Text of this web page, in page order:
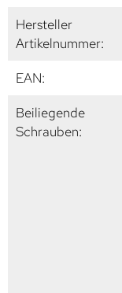
Hersteller
Artikelnummer:
EAN:
Beiliegende
Schrauben: